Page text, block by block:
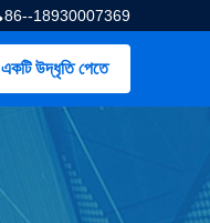
86--18930007369
একটি উদ্ধৃতি পেতে